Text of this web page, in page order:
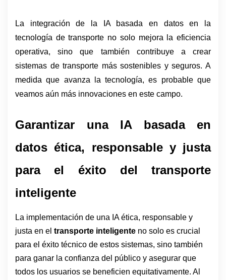
La integración de la IA basada en datos en la
tecnología de transporte no solo mejora la eficiencia
operativa, sino que también contribuye a crear
sistemas de transporte más sostenibles y seguros. A
medida que avanza la tecnología, es probable que
veamos aún más innovaciones en este campo.
Garantizar una IA basada en
datos ética, responsable y justa
para el éxito del transporte
inteligente
La implementación de una IA ética, responsable y
justa en el transporte inteligente no solo es crucial
para el éxito técnico de estos sistemas, sino también
para ganar la confianza del público y asegurar que
todos los usuarios se beneficien equitativamente. Al